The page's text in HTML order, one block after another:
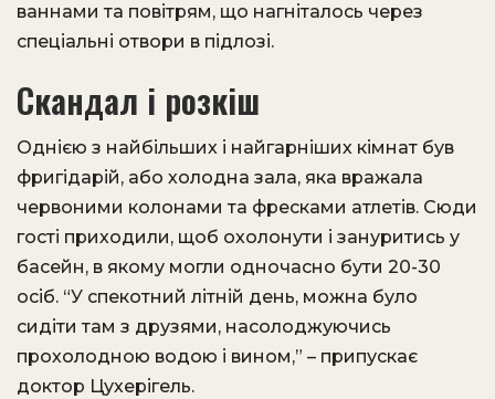
ваннами та повітрям, що нагніталось через
спеціальні отвори в підлозі.
Скандал і розкіш
Однією з найбільших і найгарніших кімнат був
фригідарій, або холодна зала, яка вражала
червоними колонами та фресками атлетів. Сюди
гості приходили, щоб охолонути і зануритись у
басейн, в якому могли одночасно бути 20-30
осіб. “У спекотний літній день, можна було
сидіти там з друзями, насолоджуючись
прохолодною водою і вином,” – припускає
доктор Цухерігель.